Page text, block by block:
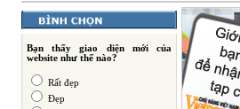
Bạn thấy giao diện mới của
website như thế nào?
Rất đẹp
Đẹp